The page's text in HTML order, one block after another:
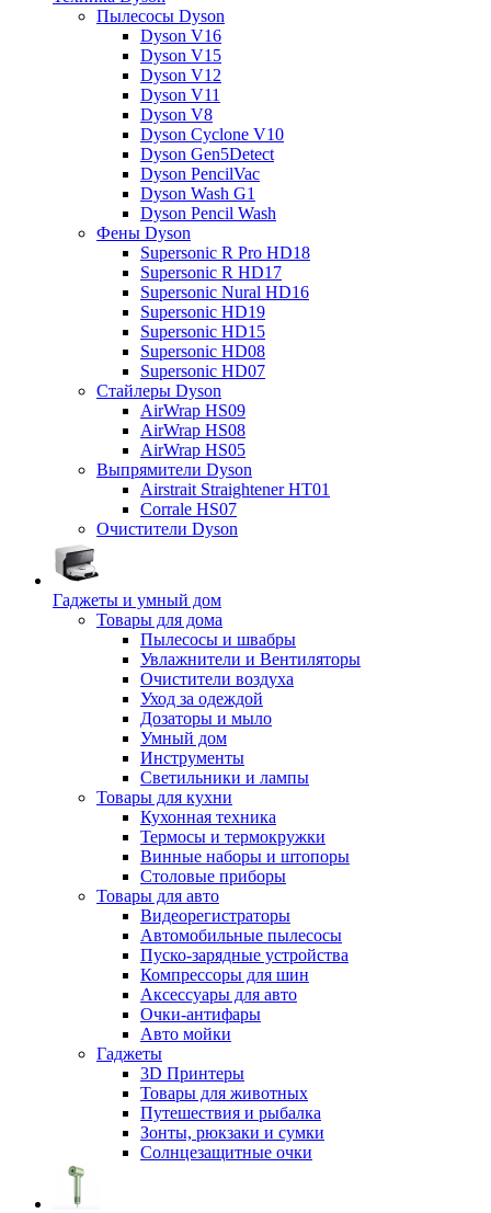
Пылесосы Dyson
Dyson V16
Dyson V15
Dyson V12
Dyson V11
Dyson V8
Dyson Cyclone V10
Dyson Gen5Detect
Dyson PencilVac
Dyson Wash G1
Dyson Pencil Wash
Фены Dyson
Supersonic R Pro HD18
Supersonic R HD17
Supersonic Nural HD16
Supersonic HD19
Supersonic HD15
Supersonic HD08
Supersonic HD07
Стайлеры Dyson
AirWrap HS09
AirWrap HS08
AirWrap HS05
Выпрямители Dyson
Airstrait Straightener HT01
Corrale HS07
Очистители Dyson
Гаджеты и умный дом
Товары для дома
Пылесосы и швабры
Увлажнители и Вентиляторы
Очистители воздуха
Уход за одеждой
Дозаторы и мыло
Умный дом
Инструменты
Светильники и лампы
Товары для кухни
Кухонная техника
Термосы и термокружки
Винные наборы и штопоры
Столовые приборы
Товары для авто
Видеорегистраторы
Автомобильные пылесосы
Пуско-зарядные устройства
Компрессоры для шин
Аксессуары для авто
Очки-антифары
Авто мойки
Гаджеты
3D Принтеры
Товары для животных
Путешествия и рыбалка
Зонты, рюкзаки и сумки
Солнцезащитные очки